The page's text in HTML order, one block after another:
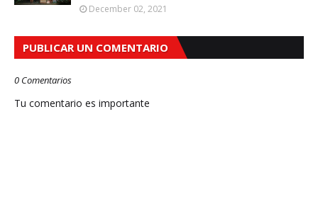
December 02, 2021
PUBLICAR UN COMENTARIO
0 Comentarios
Tu comentario es importante